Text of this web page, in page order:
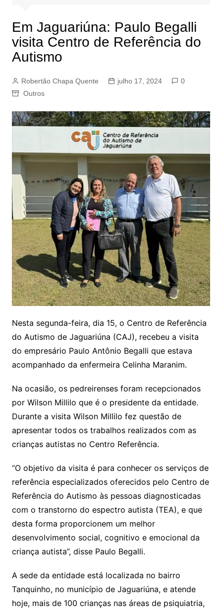
Em Jaguariúna: Paulo Begalli
visita Centro de Referência do
Autismo
Robertão Chapa Quente julho 17, 2024
0
Outros
Nesta segunda-feira, dia 15, o Centro de Referência
do Autismo de Jaguariúna (CAJ), recebeu a visita
do empresário Paulo Antônio Begalli que estava
acompanhado da enfermeira Celinha Maranim.
Na ocasião, os pedreirenses foram recepcionados
por Wilson Millilo que é o presidente da entidade.
Durante a visita Wilson Millilo fez questão de
apresentar todos os trabalhos realizados com as
crianças autistas no Centro Referência.
“O objetivo da visita é para conhecer os serviços de
referência especializados oferecidos pelo Centro de
Referência do Autismo às pessoas diagnosticadas
com o transtorno do espectro autista (TEA), e que
desta forma proporcionem um melhor
desenvolvimento social, cognitivo e emocional da
criança autista”, disse Paulo Begalli.
A sede da entidade está localizada no bairro
Tanquinho, no município de Jaguariúna, e atende
hoje, mais de 100 crianças nas áreas de psiquiatria,